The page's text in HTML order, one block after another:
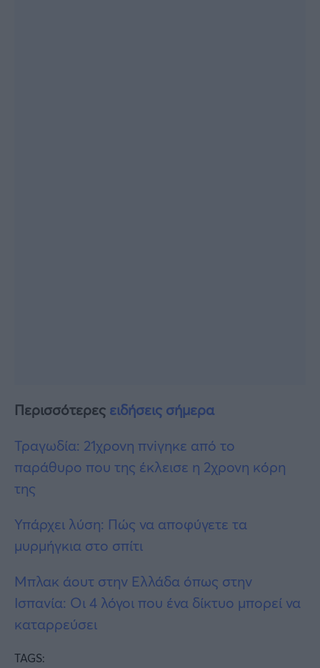
Περισσότερες ειδήσεις σήμερα
Τραγωδία: 21χρονη πνiγηκε από το
παράθυρο που της έκλεισε η 2χρονη κόρη
της
Υπάρχει λύση: Πώς να αποφύγετε τα
μυρμήγκια στο σπίτι
Μπλακ άουτ στην Ελλάδα όπως στην
Ισπανία: Οι 4 λόγοι που ένα δίκτυο μπορεί να
καταρρεύσει
TAGS: